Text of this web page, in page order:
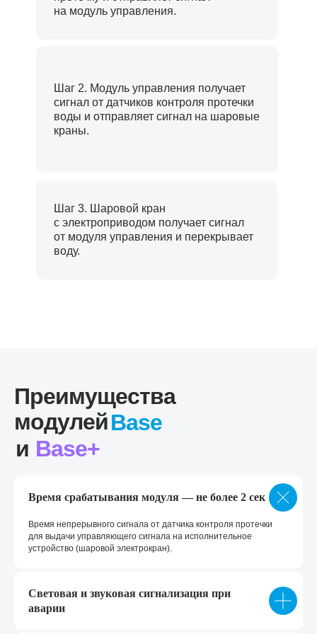
на модуль управления.
на модуль управления.
Шаг 2. Модуль управления получает
сигнал от датчиков контроля протечки
воды и отправляет сигнал на шаровые
краны.
Шаг 2. Модуль управления получает
сигнал от датчиков контроля протечки
воды и отправляет сигнал на шаровые
краны.
Шаг 3. Шаровой кран
с электроприводом получает сигнал
от модуля управления и перекрывает
воду.
Шаг 3. Шаровой кран
с электроприводом получает сигнал
от модуля управления и перекрывает
воду.
Преимущества
модулей
и
Base
Base+
Время срабатывания модуля — не более 2 сек
Время непрерывного сигнала от датчика контроля протечки
для выдачи управляющего сигнала на исполнительное
устройство (шаровой электрокран).
Световая и звуковая сигнализация при
аварии